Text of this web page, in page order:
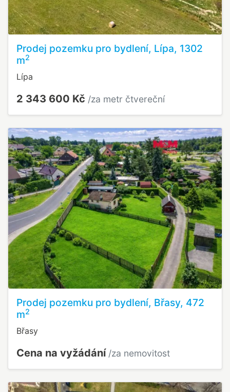
Prodej pozemku pro bydlení, Lípa, 1302
m2
Lípa
2 343 600 Kč /za metr čtvereční
Prodej pozemku pro bydlení, Břasy, 472
m2
Břasy
Cena na vyžádání /za nemovitost